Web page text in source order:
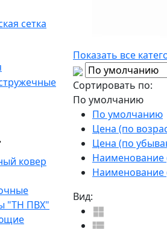
сетка
ковер
"ТН ПВХ"
Показать все
Сортировать по:
По умолчанию
По умолчанию
Цена (по
Цена (по
Наименование
Наименование
Вид: